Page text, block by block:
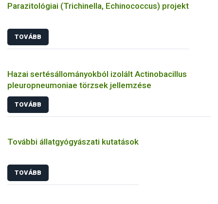
Parazitológiai (Trichinella, Echinococcus) projekt
TOVÁBB
Hazai sertésállományokból izolált Actinobacillus
pleuropneumoniae törzsek jellemzése
TOVÁBB
További állatgyógyászati kutatások
TOVÁBB